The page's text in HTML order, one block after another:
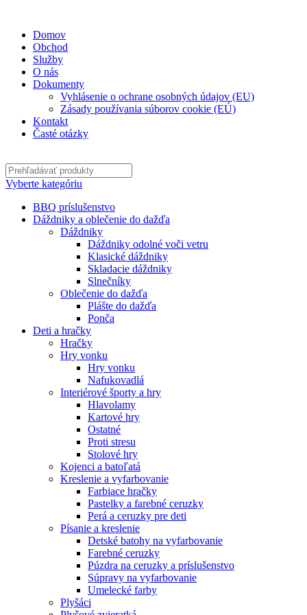
Domov
Obchod
Služby
O nás
Dokumenty
Vyhlásenie o ochrane osobných údajov (EU)
Zásady používania súborov cookie (EÚ)
Kontakt
Časté otázky
Vyberte kategóriu
BBQ príslušenstvo
Dáždniky a oblečenie do dažďa
Dáždniky
Dáždniky odolné voči vetru
Klasické dáždniky
Skladacie dáždniky
Slnečníky
Oblečenie do dažďa
Plášte do dažďa
Ponča
Deti a hračky
Hračky
Hry vonku
Hry vonku
Nafukovadlá
Interiérové športy a hry
Hlavolamy
Kartové hry
Ostatné
Proti stresu
Stolové hry
Kojenci a batoľatá
Kreslenie a vyfarbovanie
Farbiace hračky
Pastelky a farebné ceruzky
Perá a ceruzky pre deti
Písanie a kreslenie
Detské batohy na vyfarbovanie
Farebné ceruzky
Púzdra na ceruzky a príslušenstvo
Súpravy na vyfarbovanie
Umelecké farby
Plyšáci